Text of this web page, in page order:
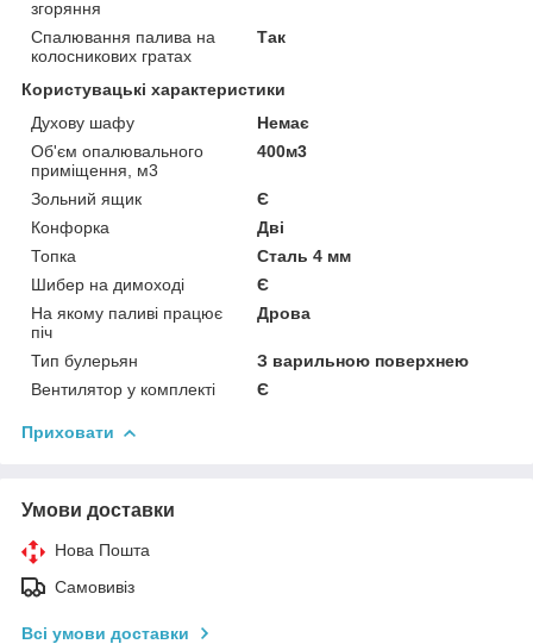
згоряння
Спалювання палива на
колосникових гратах
Так
Користувацькі характеристики
Духову шафу
Немає
Об'єм опалювального
приміщення, м3
400м3
Зольний ящик
Є
Конфорка
Дві
Топка
Сталь 4 мм
Шибер на димоході
Є
На якому паливі працює
піч
Дрова
Тип булерьян
З варильною поверхнею
Вентилятор у комплекті
Є
Приховати
Умови доставки
Нова Пошта
Самовивіз
Всі умови доставки